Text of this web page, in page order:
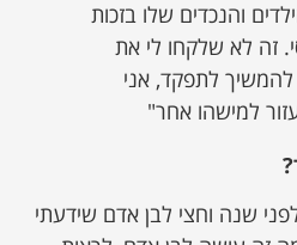
והנכדים שלו בזכות
זה לא שלקחו לי את
להמשיך לתפקד, אני
למישהו אחר"
שנה וחצי לבן אדם שידעתי